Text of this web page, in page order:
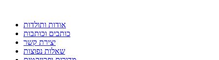
אודות ותולדות
כותבים וכותבות
יצירת קשר
שאלות נפוצות